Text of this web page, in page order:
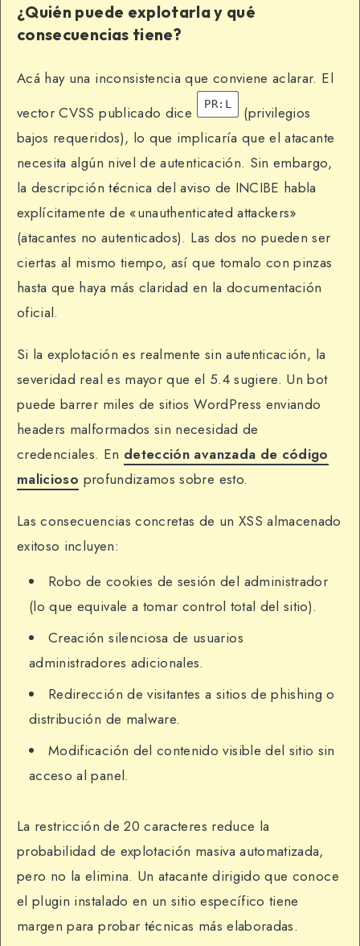
¿Quién puede explotarla y qué
consecuencias tiene?
Acá hay una inconsistencia que conviene aclarar. El
vector CVSS publicado dice
PR:L
(privilegios
bajos requeridos), lo que implicaría que el atacante
necesita algún nivel de autenticación. Sin embargo,
la descripción técnica del aviso de INCIBE habla
explícitamente de «unauthenticated attackers»
(atacantes no autenticados). Las dos no pueden ser
ciertas al mismo tiempo, así que tomalo con pinzas
hasta que haya más claridad en la documentación
oficial.
Si la explotación es realmente sin autenticación, la
severidad real es mayor que el 5.4 sugiere. Un bot
puede barrer miles de sitios WordPress enviando
headers malformados sin necesidad de
credenciales. En detección avanzada de código
malicioso profundizamos sobre esto.
Las consecuencias concretas de un XSS almacenado
exitoso incluyen:
Robo de cookies de sesión del administrador
(lo que equivale a tomar control total del sitio).
Creación silenciosa de usuarios
administradores adicionales.
Redirección de visitantes a sitios de phishing o
distribución de malware.
Modificación del contenido visible del sitio sin
acceso al panel.
La restricción de 20 caracteres reduce la
probabilidad de explotación masiva automatizada,
pero no la elimina. Un atacante dirigido que conoce
el plugin instalado en un sitio específico tiene
margen para probar técnicas más elaboradas.